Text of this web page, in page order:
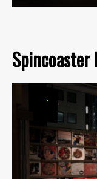
Spincoaster